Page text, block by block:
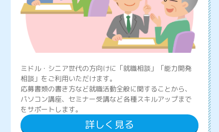
ミドル・シニア世代の方向けに「就職相談」「能力開発
相談」をご利用いただけます。
応募書類の書き方など就職活動全般に関することから、
パソコン講座、セミナー受講など各種スキルアップまで
をサポートします。
詳しく見る